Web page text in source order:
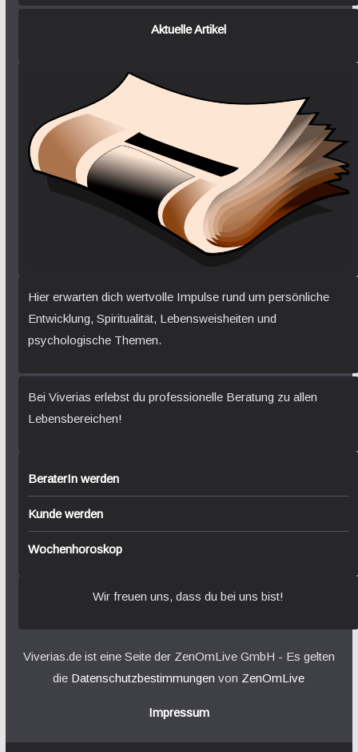
Aktuelle Artikel
Hier erwarten dich wertvolle Impulse rund um persönliche
Entwicklung, Spiritualität, Lebensweisheiten und
psychologische Themen.
Bei Viverias erlebst du professionelle Beratung zu allen
Lebensbereichen!
BeraterIn werden
Kunde werden
Wochenhoroskop
Wir freuen uns, dass du bei uns bist!
Viverias.de ist eine Seite der ZenOmLive GmbH - Es gelten
die Datenschutzbestimmungen von ZenOmLive
Impressum